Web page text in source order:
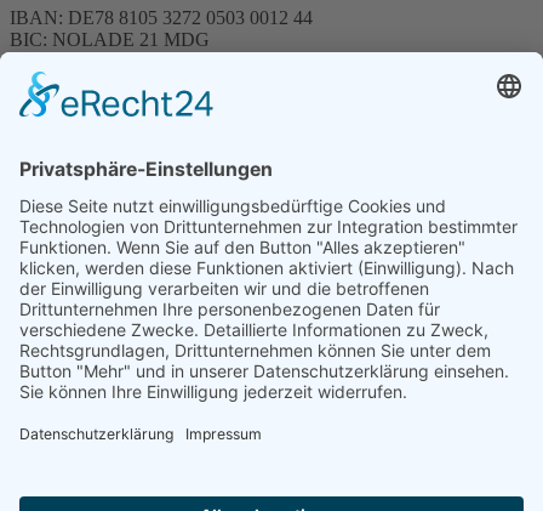
IBAN: DE78 8105 3272 0503 0012 44
BIC: NOLADE 21 MDG
Spenden können steuerlich abgesetzt werden
Förderung
© 1987 – 2025
Storchenhof Loburg e.V.
Alle Rechte vorbehalten.
Cookie-Einstellungen
Navigation überspringen
Impressum
Haftungsausschluss